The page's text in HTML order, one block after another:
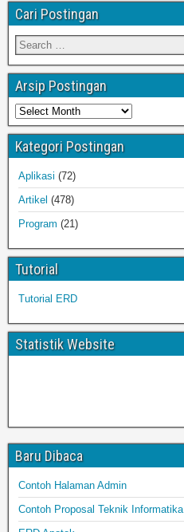
Cari Postingan
Arsip Postingan
Kategori Postingan
Aplikasi (72)
Artikel (478)
Program (21)
Tutorial
Tutorial ERD
Statistik Website
Baru Dibaca
Contoh Halaman Admin
Contoh Proposal Teknik Informatika